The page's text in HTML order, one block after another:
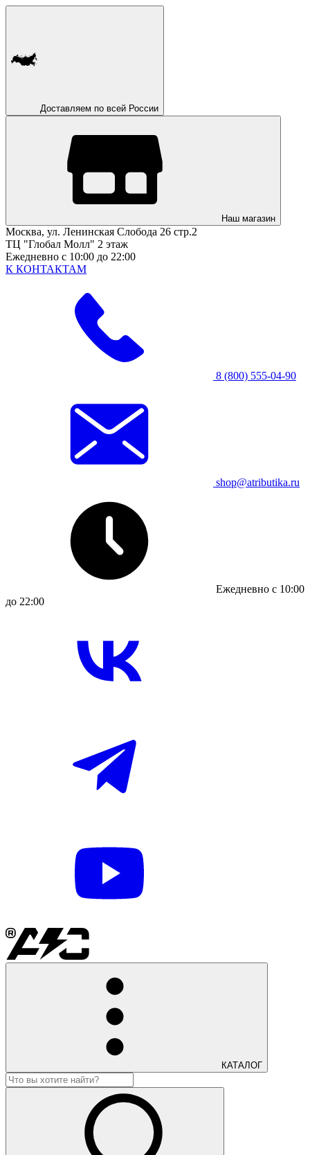
Доставляем по всей России
Наш магазин
Москва, ул. Ленинская Слобода 26 стр.2
ТЦ "Глобал Молл" 2 этаж
Ежедневно с 10:00 до 22:00
К КОНТАКТАМ
8 (800) 555-04-90
shop@atributika.ru
Ежедневно с 10:00
до 22:00
КАТАЛОГ